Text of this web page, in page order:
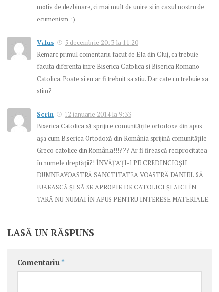
motiv de dezbinare, ci mai mult de unire si in cazul nostru de
ecumenism. :)
Valus
5 decembrie 2013 la 11:20
Remarc primul comentariu facut de Ela din Cluj, ca trebuie
facuta diferenta intre Biserica Catolica si Biserica Romano-
Catolica. Poate si eu ar fi trebuit sa stiu. Dar cate nu trebuie sa
stim?
Sorin
12 ianuarie 2014 la 9:33
Biserica Catolica să sprijine comunitățile ortodoxe din apus
așa cum Biserica Ortodoxă din România sprijină comunitățile
Greco catolice din România!!!??? Ar fi firească reciprocitatea
în numele dreptății?! ÎNVĂȚAȚI-I PE CREDINCIOȘII
DUMNEAVOASTRĂ SANCTITATEA VOASTRĂ DANIEL SĂ
IUBEASCĂ ȘI SĂ SE APROPIE DE CATOLICI ȘI AICI ÎN
TARĂ NU NUMAI ÎN APUS PENTRU INTERESE MATERIALE.
LASĂ UN RĂSPUNS
Comentariu *